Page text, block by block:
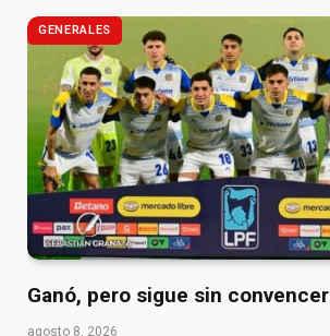
GENERALES
Ganó, pero sigue sin convencer
agosto 8, 2026